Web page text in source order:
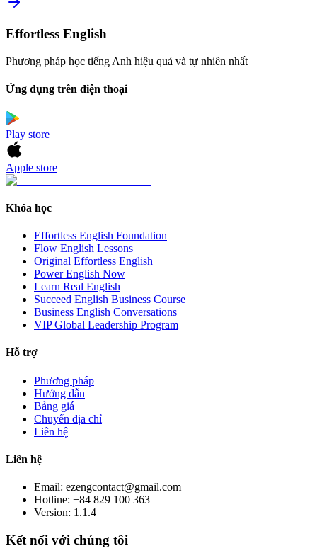
Effortless English
Phương pháp học tiếng Anh hiệu quả và tự nhiên nhất
Ứng dụng trên điện thoại
Play store
Apple store
Khóa học
Effortless English Foundation
Flow English Lessons
Original Effortless English
Power English Now
Learn Real English
Succeed English Business Course
Business English Conversations
VIP Global Leadership Program
Hỗ trợ
Phương pháp
Hướng dẫn
Bảng giá
Chuyển địa chỉ
Liên hệ
Liên hệ
Email: ezengcontact@gmail.com
Hotline: +84 829 100 363
Version: 1.1.4
Kết nối với chúng tôi